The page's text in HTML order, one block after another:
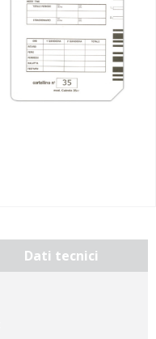
Dati tecnici